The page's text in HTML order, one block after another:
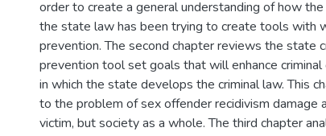
order to create a general understanding of how
the state law has been trying to create tools with
prevention. The second chapter reviews the state
prevention tool set goals that will enhance
in which the state develops the criminal law. This
to the problem of sex offender recidivism damage
victim, but society as a whole. The third chapter